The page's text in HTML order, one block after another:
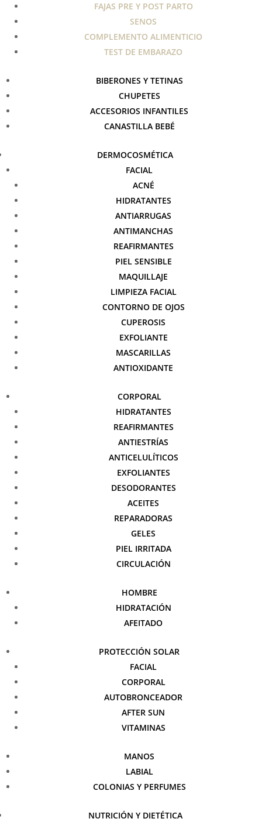
FAJAS PRE Y POST PARTO
SENOS
COMPLEMENTO ALIMENTICIO
TEST DE EMBARAZO
BIBERONES Y TETINAS
CHUPETES
ACCESORIOS INFANTILES
CANASTILLA BEBÉ
DERMOCOSMÉTICA
FACIAL
ACNÉ
HIDRATANTES
ANTIARRUGAS
ANTIMANCHAS
REAFIRMANTES
PIEL SENSIBLE
MAQUILLAJE
LIMPIEZA FACIAL
CONTORNO DE OJOS
CUPEROSIS
EXFOLIANTE
MASCARILLAS
ANTIOXIDANTE
CORPORAL
HIDRATANTES
REAFIRMANTES
ANTIESTRÍAS
ANTICELULÍTICOS
EXFOLIANTES
DESODORANTES
ACEITES
REPARADORAS
GELES
PIEL IRRITADA
CIRCULACIÓN
HOMBRE
HIDRATACIÓN
AFEITADO
PROTECCIÓN SOLAR
FACIAL
CORPORAL
AUTOBRONCEADOR
AFTER SUN
VITAMINAS
MANOS
LABIAL
COLONIAS Y PERFUMES
NUTRICIÓN Y DIETÉTICA